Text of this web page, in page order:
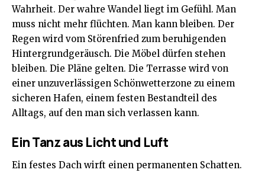
Wahrheit. Der wahre Wandel liegt im Gefühl. Man
muss nicht mehr flüchten. Man kann bleiben. Der
Regen wird vom Störenfried zum beruhigenden
Hintergrundgeräusch. Die Möbel dürfen stehen
bleiben. Die Pläne gelten. Die Terrasse wird von
einer unzuverlässigen Schönwetterzone zu einem
sicheren Hafen, einem festen Bestandteil des
Alltags, auf den man sich verlassen kann.
Ein Tanz aus Licht und Luft
Ein festes Dach wirft einen permanenten Schatten.